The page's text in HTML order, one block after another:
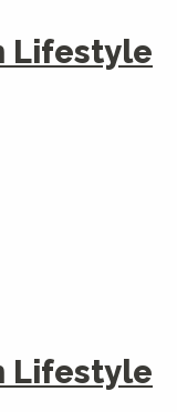
Lifestyle
Lifestyle